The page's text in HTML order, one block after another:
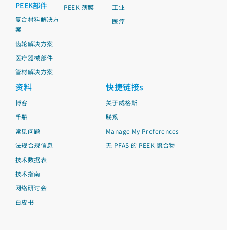
PEEK部件
复合材料解决方
案
齿轮解决方案
医疗器械部件
管材解决方案
PEEK 薄膜
工业
医疗
资料
博客
手册
常见问题
法规合规信息
技术数据表
技术指南
网络研讨会
白皮书
快捷链接s
关于威格斯
联系
Manage My Preferences
无 PFAS 的 PEEK 聚合物